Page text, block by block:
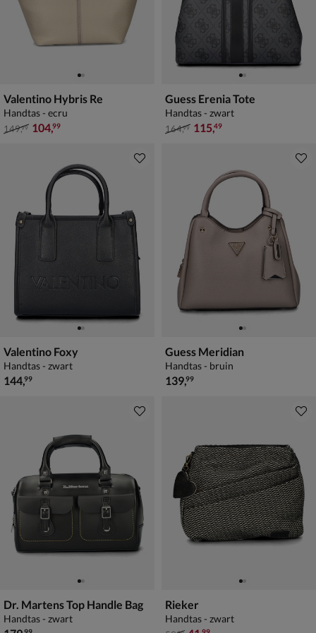
Valentino Hybris Re
Handtas - ecru
van € 149,99 voor € 104,99
149,99 104,99
Guess Erenia Tote
Handtas - zwart
van € 164,99 voor € 115,49
164,99 115,49
Valentino Foxy
Handtas - zwart
€ 144,99
144,99
Guess Meridian
Handtas - bruin
€ 139,99
139,99
Dr. Martens Top Handle Bag
Handtas - zwart
Rieker
Handtas - zwart